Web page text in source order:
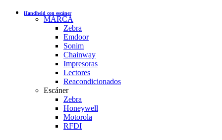
Handheld con escáner
MARCA
Zebra
Emdoor
Sonim
Chainway
Impresoras
Lectores
Reacondicionados
Escáner
Zebra
Honeywell
Motorola
RFDI